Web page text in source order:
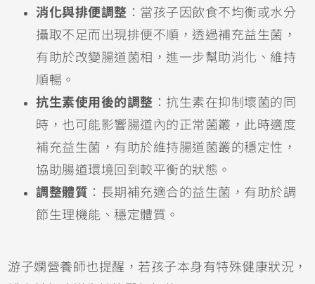
消化與排便調整 ：當孩子因飲食不均衡或水分
攝取不足而出現排便不順，透過補充益生菌，
有助於改變腸道菌相，進一步幫助消化、維持
順暢。
抗生素使用後的調整 ：抗生素在抑制壞菌的同
時，也可能影響腸道內的正常菌叢，此時適度
補充益生菌，有助於維持腸道菌叢的穩定性，
協助腸道環境回到較平衡的狀態。
調整體質 ：長期補充適合的益生菌，有助於調
節生理機能、穩定體質。
游子嫻營養師也提醒，若孩子本身有特殊健康狀況，